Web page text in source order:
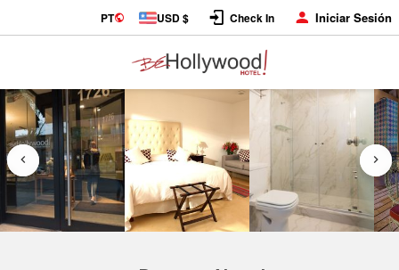
PT USD $ Check In Iniciar Sesión